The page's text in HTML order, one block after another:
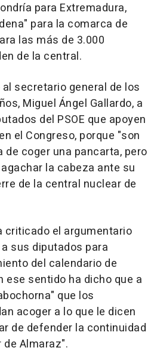
para Extremadura,
para la comarca de
las más de 3.000
de la central.
secretario general de los
Miguel Ángel Gallardo, a
del PSOE que apoyen
el Congreso, porque "son
coger una pancarta, pero
la cabeza ante su
de la central nuclear de
criticado el argumentario
sus diputados para
del calendario de
ese sentido ha dicho que a
que los
acoger a lo que le dicen
de defender la continuidad
Almaraz".